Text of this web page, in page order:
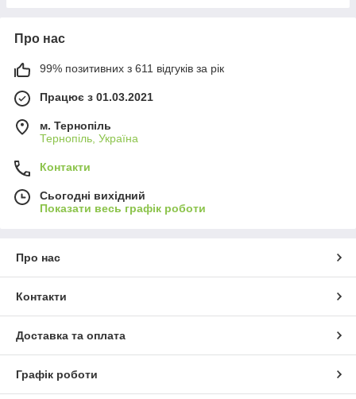
Про нас
99% позитивних з 611 відгуків за рік
Працює з 01.03.2021
м. Тернопіль
Тернопіль, Україна
Контакти
Сьогодні вихідний
Показати весь графік роботи
Про нас
Контакти
Доставка та оплата
Графік роботи